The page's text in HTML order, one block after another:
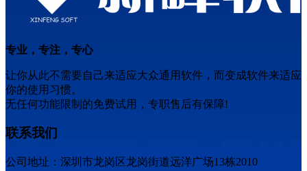
专业，专注，专心
让你从此不需要自己来适应大众通用软件，而变成软件来适应
你的使用习惯。
无任何功能限制的免费试用，专职售后有保障!
联系我们
公司地址：深圳市龙岗区龙岗街道远洋广场13栋2010